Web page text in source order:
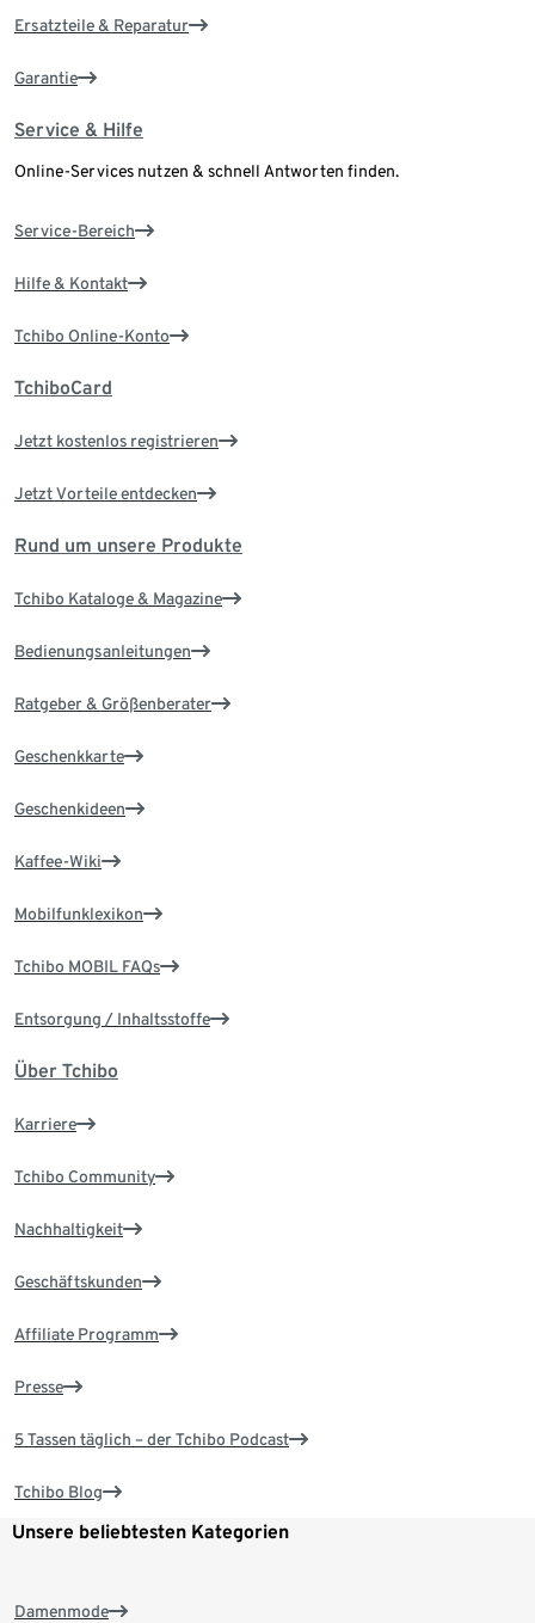
Ersatzteile & Reparatur
Garantie
Service & Hilfe
Online-Services nutzen & schnell Antworten finden.
Service-Bereich
Hilfe & Kontakt
Tchibo Online-Konto
TchiboCard
Jetzt kostenlos registrieren
Jetzt Vorteile entdecken
Rund um unsere Produkte
Tchibo Kataloge & Magazine
Bedienungsanleitungen
Ratgeber & Größenberater
Geschenkkarte
Geschenkideen
Kaffee-Wiki
Mobilfunklexikon
Tchibo MOBIL FAQs
Entsorgung / Inhaltsstoffe
Über Tchibo
Karriere
Tchibo Community
Nachhaltigkeit
Geschäftskunden
Affiliate Programm
Presse
5 Tassen täglich – der Tchibo Podcast
Tchibo Blog
Unsere beliebtesten Kategorien
Damenmode